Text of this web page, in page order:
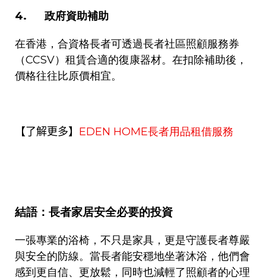
4. 政府資助補助
在香港，合資格長者可透過長者社區照顧服務券
（CCSV）租賃合適的復康器材。在扣除補助後，
價格往往比原價相宜。
【了解更多】 EDEN HOME長者用品租借服務
結語：長者家居安全必要的投資
一張專業的浴椅，不只是家具，更是守護長者尊嚴
與安全的防線。當長者能安穩地坐著沐浴，他們會
感到更自信、更放鬆，同時也減輕了照顧者的心理